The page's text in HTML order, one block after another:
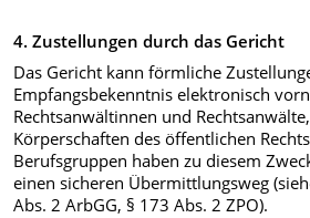
4. Zustellungen durch das Gericht
Das Gericht kann förmliche
Empfangsbekenntnis elektronisch
Rechtsanwältinnen und
Körperschaften des öffentlichen
Berufsgruppen haben zu diesem
einen sicheren Übermittlungsweg
Abs. 2 ArbGG, § 173 Abs. 2 ZPO).